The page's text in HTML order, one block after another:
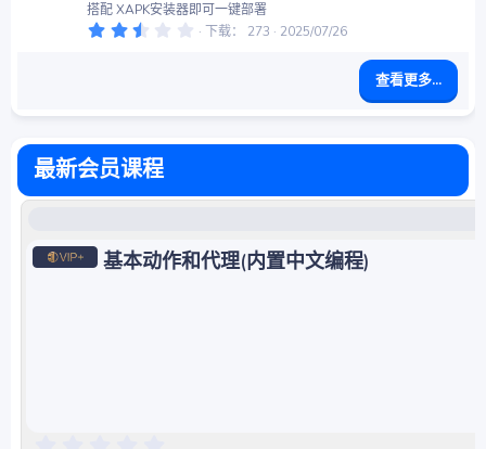
搭配 XAPK安装器即可一键部署
2 下载 273 2025/07/26
查看更多...
最新会员课程
基本动作和代理(内置中文编程)